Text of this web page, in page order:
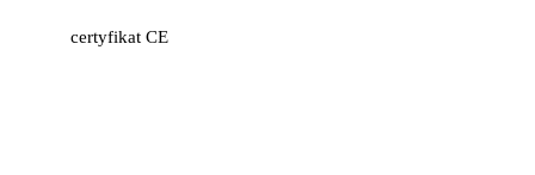
certyfikat CE